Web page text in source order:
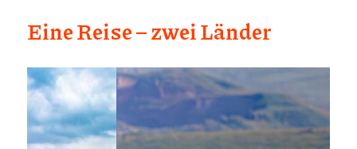
Eine Reise – zwei Länder